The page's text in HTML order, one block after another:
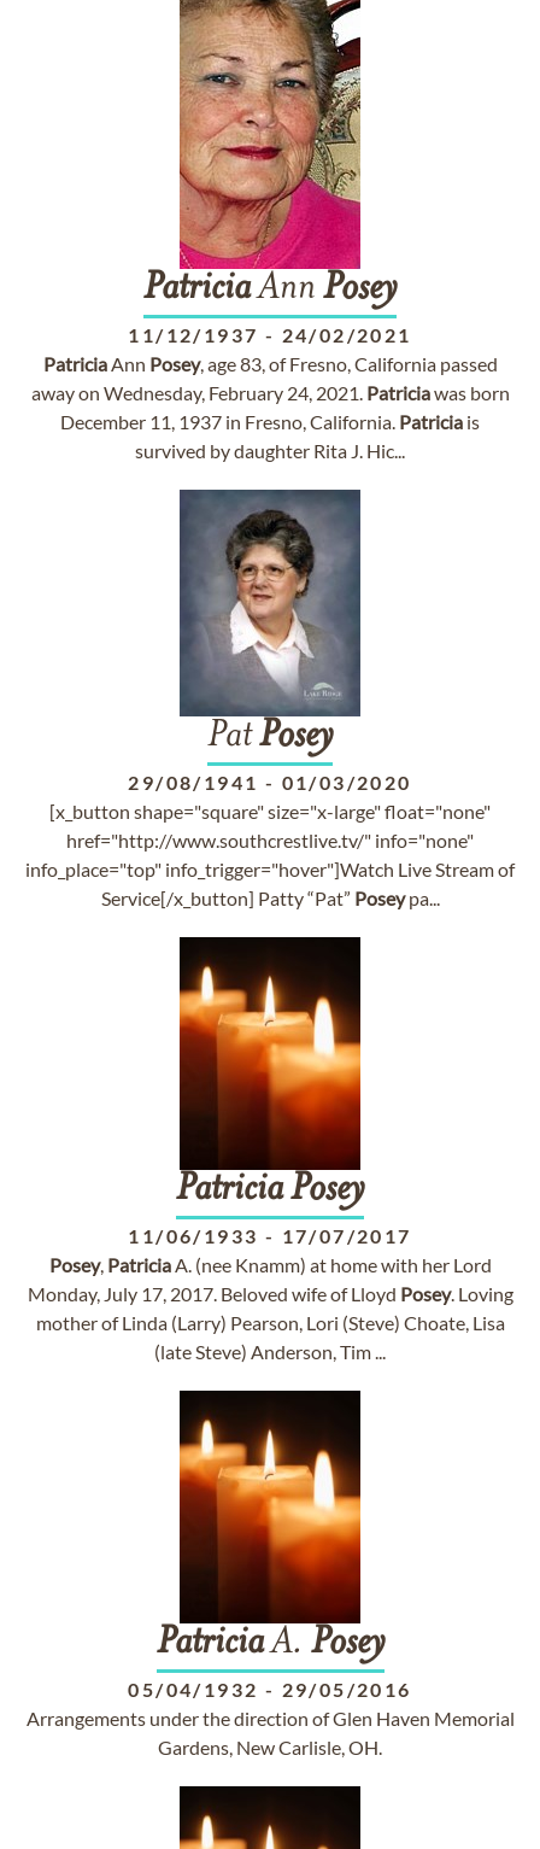
PatriciaAnn Posey
11/12/1937 - 24/02/2021
PatriciaAnn Posey, age 83, of Fresno, California passed
away on Wednesday, February 24, 2021. Patriciawas born
December 11, 1937 in Fresno, California. Patricia is
survived by daughter Rita J. Hic...
PatPosey
29/08/1941 - 01/03/2020
[x_button shape="square" size="x-large" float="none"
href="http://www.southcrestlive.tv/" info="none"
info_place="top" info_trigger="hover"]Watch Live Stream of
Service[/x_button] Patty “Pat” Poseypa...
PatriciaPosey
11/06/1933 - 17/07/2017
Posey, PatriciaA. (nee Knamm) at home with her Lord
Monday, July 17, 2017. Beloved wife of Lloyd Posey. Loving
mother of Linda (Larry) Pearson, Lori (Steve) Choate, Lisa
(late Steve) Anderson, Tim ...
PatriciaA. Posey
05/04/1932 - 29/05/2016
Arrangements under the direction of Glen Haven Memorial
Gardens, New Carlisle, OH.